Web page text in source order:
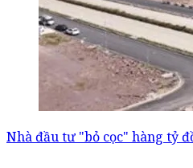
Nhà đầu tư "bỏ cọc" hàng tỷ